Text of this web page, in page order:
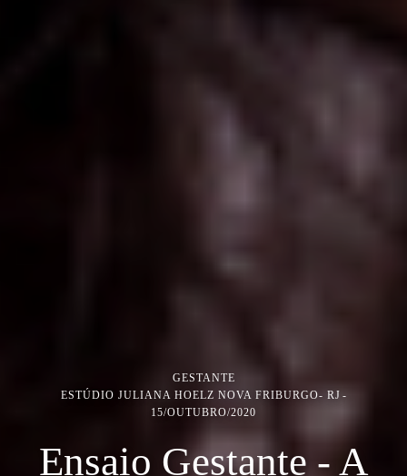
GESTANTE
ESTÚDIO JULIANA HOELZ NOVA FRIBURGO- RJ
15/OUTUBRO/2020
Ensaio Gestante - A